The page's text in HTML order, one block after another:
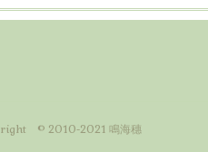
© 2010-2021 鳴海穗